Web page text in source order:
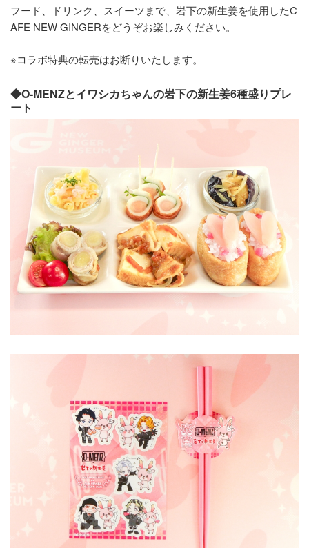
フード、ドリンク、スイーツまで、岩下の新生姜を使用したC
AFE NEW GINGERをどうぞお楽しみください。
※コラボ特典の転売はお断りいたします。
◆O-MENZとイワシカちゃんの岩下の新生姜6種盛りプレ
ート